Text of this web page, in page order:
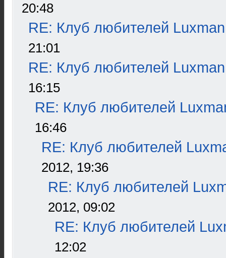
20:48
RE: Клуб любителей Luxman
21:01
RE: Клуб любителей Luxman
16:15
RE: Клуб любителей
16:46
RE: Клуб любителей
2012, 19:36
RE: Клуб любителей
2012, 09:02
RE: Клуб любителей
12:02